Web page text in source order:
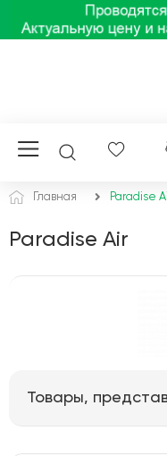
Главная Paradise
Paradise Air
Товары,